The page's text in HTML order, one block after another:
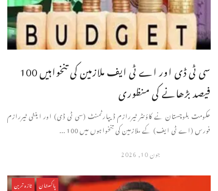
سی ٹی ڈی اور اے ٹی ایف ملازمین کی تنخواہیں 100
فیصد بڑھانے کی منظوری
حکومت بلوچستان نے کاؤنٹر ٹیررازم ڈیپارٹمنٹ (سی ٹی ڈی) اور اینٹی ٹیررازم
فورس (اے ٹی ایف) کے ملازمین کی تنخواہوں میں 100 ...
جون 10, 2026
پاکستان تازہ ترین